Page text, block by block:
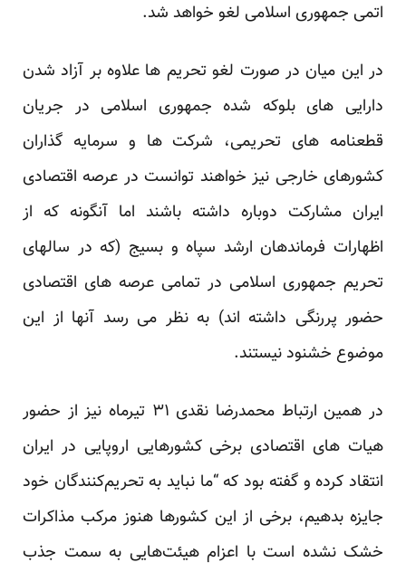
اتمی جمهوری اسلامی لغو خواهد شد.
در این میان در صورت لغو تحریم ها علاوه بر آزاد شدن
دارایی های بلوکه شده جمهوری اسلامی در جریان
قطعنامه های تحریمی، شرکت ها و سرمایه گذاران
کشورهای خارجی نیز خواهند توانست در عرصه اقتصادی
ایران مشارکت دوباره داشته باشند اما آنگونه که از
اظهارات فرماندهان ارشد سپاه و بسیج (که در سالهای
تحریم جمهوری اسلامی در تمامی عرصه های اقتصادی
حضور پررنگی داشته اند) به نظر می رسد آنها از این
موضوع خشنود نیستند.
در همین ارتباط محمدرضا نقدی ۳۱ تیرماه نیز از حضور
هیات های اقتصادی برخی کشورهایی اروپایی در ایران
انتقاد کرده و گفته بود که “ما نباید به تحریم‌کنندگان خود
جایزه بدهیم، برخی از این کشورها هنوز مرکب مذاکرات
خشک نشده است با اعزام هیئت‌هایی به سمت جذب